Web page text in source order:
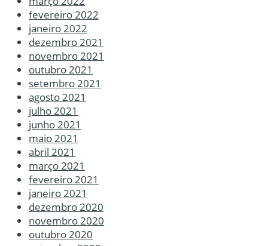
fevereiro 2022
janeiro 2022
dezembro 2021
novembro 2021
outubro 2021
setembro 2021
agosto 2021
julho 2021
junho 2021
maio 2021
abril 2021
março 2021
fevereiro 2021
janeiro 2021
dezembro 2020
novembro 2020
outubro 2020